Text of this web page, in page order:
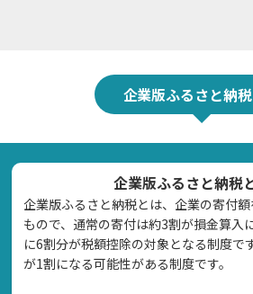
企業版ふるさと納
企業版ふるさと納税
企業版ふるさと納税とは、企業の寄付
もので、通常の寄付は約3割が損金算入
に6割分が税額控除の対象となる制度で
が1割になる可能性がある制度です。